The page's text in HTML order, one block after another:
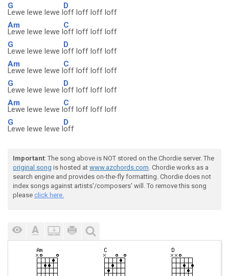
G
Lewe lewe lewe l
D
off loff loff loff
Am
Lewe lewe lewe l
C
off loff loff loff
G
Lewe lewe lewe l
D
off loff loff loff
Am
Lewe lewe lewe l
C
off loff loff loff
G
Lewe lewe lewe l
D
off loff loff loff
Am
Lewe lewe lewe l
C
off loff loff loff
G
Lewe lewe lewe l
D
off
Important: The song above is NOT stored on the Chordie server. The
original song is hosted at www.azchords.com. Chordie works as a
search engine and provides on-the-fly formatting. Chordie does not
index songs against artists'/composers' will. To remove this song
please click here.